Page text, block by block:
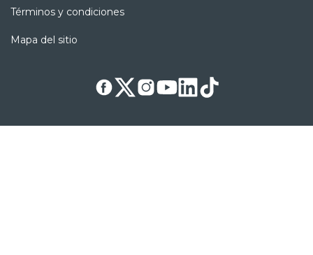
Términos y condiciones
Mapa del sitio